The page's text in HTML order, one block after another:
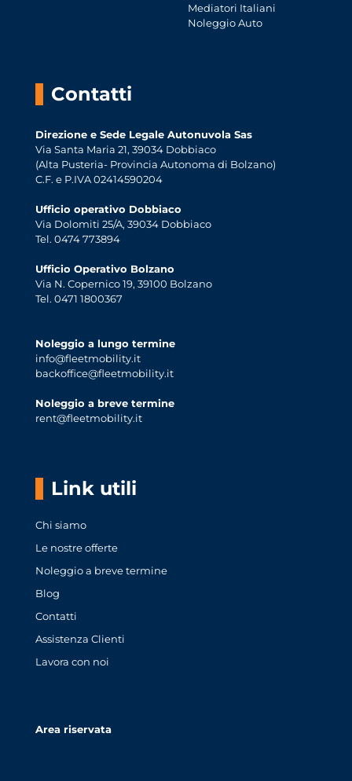
Mediatori Italiani
Noleggio Auto
Contatti
Direzione e Sede Legale Autonuvola Sas
Via Santa Maria 21, 39034 Dobbiaco
(Alta Pusteria- Provincia Autonoma di Bolzano)
C.F. e P.IVA 02414590204
Ufficio operativo Dobbiaco
Via Dolomiti 25/A, 39034 Dobbiaco
Tel. 0474 773894
Ufficio Operativo Bolzano
Via N. Copernico 19, 39100 Bolzano
Tel. 0471 1800367
Noleggio a lungo termine
info@fleetmobility.it
backoffice@fleetmobility.it
Noleggio a breve termine
rent@fleetmobility.it
Link utili
Chi siamo
Le nostre offerte
Noleggio a breve termine
Blog
Contatti
Assistenza Clienti
Lavora con noi
Area riservata